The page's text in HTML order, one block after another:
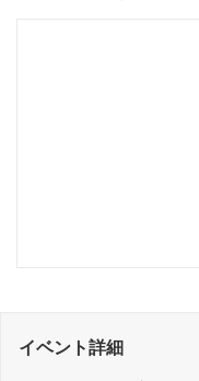
イベント詳細